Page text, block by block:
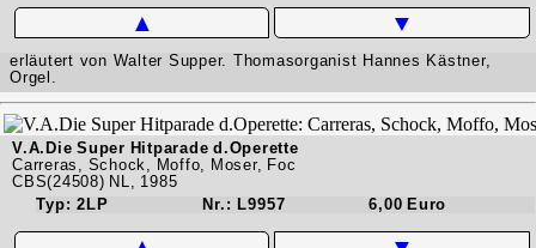
▲ ▼
erläutert von Walter Supper. Thomasorganist Hannes Kästner,
Orgel.
V.A.Die Super Hitparade d.Operette
Carreras, Schock, Moffo, Moser, Foc
CBS(24508) NL, 1985
Typ: 2LP
Nr.: L9957 6,00 Euro